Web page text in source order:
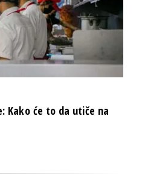
Kako će to da utiče na